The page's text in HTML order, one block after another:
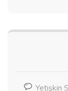
Yetişkin